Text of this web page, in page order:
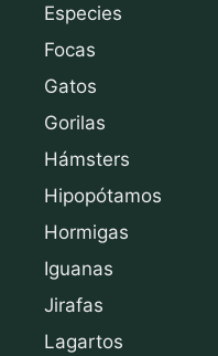
Especies
Focas
Gatos
Gorilas
Hámsters
Hipopótamos
Hormigas
Iguanas
Jirafas
Lagartos